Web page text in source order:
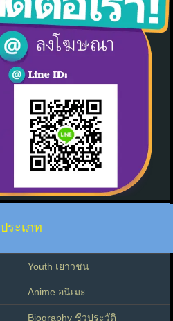
ประเภท
Youth เยาวชน
Anime อนิเมะ
Biography ชีวประวัติ